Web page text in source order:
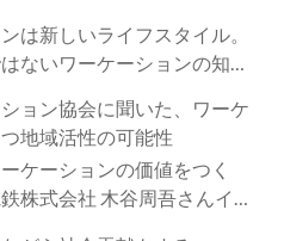
は新しいライフスタイル。
ないワーケーションの知ら
ョン協会に聞いた、ワーケ
地域活性の可能性
ケーションの価値をつく
株式会社 木谷周吾さんイン